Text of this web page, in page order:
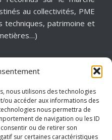
nous utilisons des technologies
ou accéder aux informations des
nous permettra de
de navigation ou les ID
ou de retirer son
sur certaines caractéristiques
au collectivités, PME
techniques, patrimoine et
informatique,
virtualisation, cloud
notre réactivité, nous
géographique de